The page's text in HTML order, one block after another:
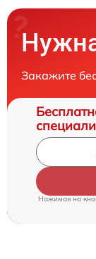
Закажите
Нажимая на